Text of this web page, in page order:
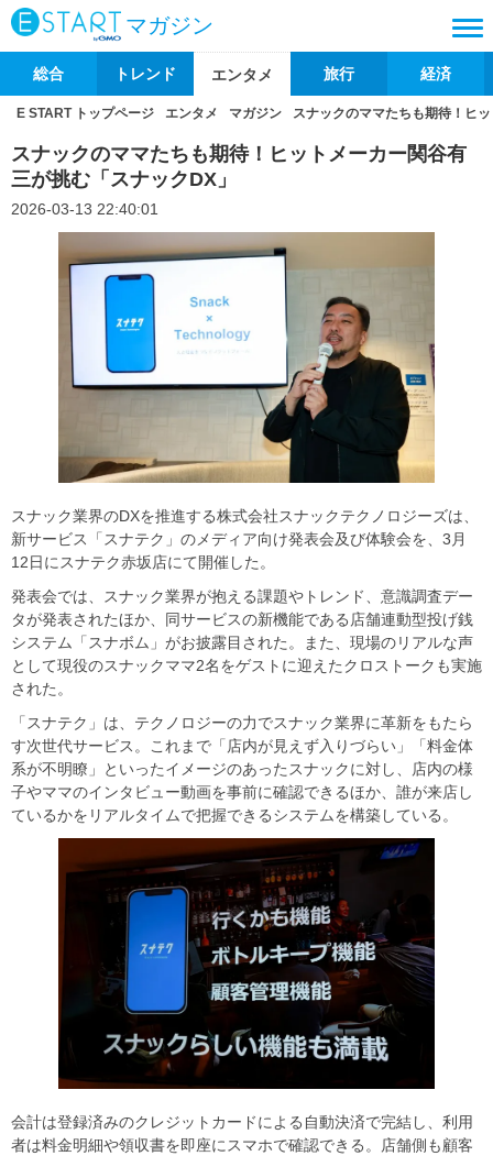
マガジン
総合 トレンド エンタメ 旅行 経済
E START トップページ エンタメ マガジン スナックのママたちも期待！ヒ
スナックのママたちも期待！ヒットメーカー関谷有
三が挑む「スナックDX」
2026-03-13 22:40:01
スナック業界のDXを推進する株式会社スナックテクノロジーズは、
新サービス「スナテク」のメディア向け発表会及び体験会を、3月
12日にスナテク赤坂店にて開催した。
発表会では、スナック業界が抱える課題やトレンド、意識調査デー
タが発表されたほか、同サービスの新機能である店舗連動型投げ銭
システム「スナボム」がお披露目された。また、現場のリアルな声
として現役のスナックママ2名をゲストに迎えたクロストークも実施
された。
「スナテク」は、テクノロジーの力でスナック業界に革新をもたら
す次世代サービス。これまで「店内が見えず入りづらい」「料金体
系が不明瞭」といったイメージのあったスナックに対し、店内の様
子やママのインタビュー動画を事前に確認できるほか、誰が来店し
ているかをリアルタイムで把握できるシステムを構築している。
会計は登録済みのクレジットカードによる自動決済で完結し、利用
者は料金明細や領収書を即座にスマホで確認できる。店舗側も顧客